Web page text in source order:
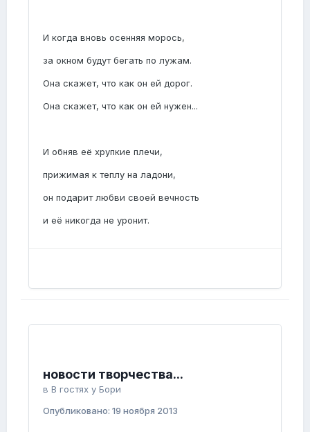
И когда вновь осенняя морось,
за окном будут бегать по лужам.
Она скажет, что как он ей дорог.
Она скажет, что как он ей нужен...
И обняв её хрупкие плечи,
прижимая к теплу на ладони,
он подарит любви своей вечность
и её никогда не уронит.
новости творчества...
в В гостях у Бори
Опубликовано: 19 ноября 2013